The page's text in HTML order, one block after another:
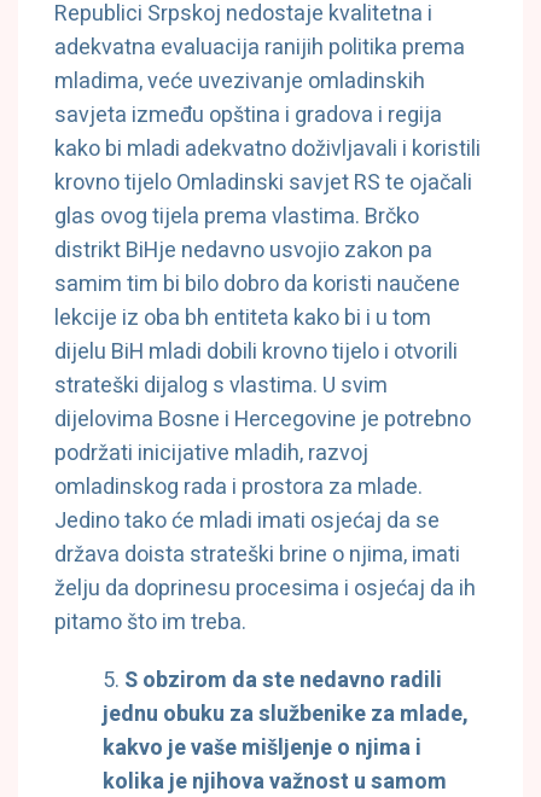
Republici Srpskoj nedostaje kvalitetna i
adekvatna evaluacija ranijih politika prema
mladima, veće uvezivanje omladinskih
savjeta između opština i gradova i regija
kako bi mladi adekvatno doživljavali i koristili
krovno tijelo Omladinski savjet RS te ojačali
glas ovog tijela prema vlastima. Brčko
distrikt BiHje nedavno usvojio zakon pa
samim tim bi bilo dobro da koristi naučene
lekcije iz oba bh entiteta kako bi i u tom
dijelu BiH mladi dobili krovno tijelo i otvorili
strateški dijalog s vlastima. U svim
dijelovima Bosne i Hercegovine je potrebno
podržati inicijative mladih, razvoj
omladinskog rada i prostora za mlade.
Jedino tako će mladi imati osjećaj da se
država doista strateški brine o njima, imati
želju da doprinesu procesima i osjećaj da ih
pitamo što im treba.
S obzirom da ste nedavno radili
jednu obuku za službenike za mlade,
kakvo je vaše mišljenje o njima i
kolika je njihova važnost u samom